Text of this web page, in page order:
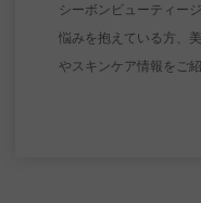
シーボンビューティー
悩みを抱えている方、
やスキンケア情報をご